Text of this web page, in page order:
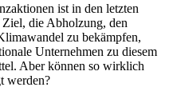
ist in den letzten
die Abholzung, den
zu bekämpfen,
Unternehmen zu diesem
Aber können so wirklich
werden?